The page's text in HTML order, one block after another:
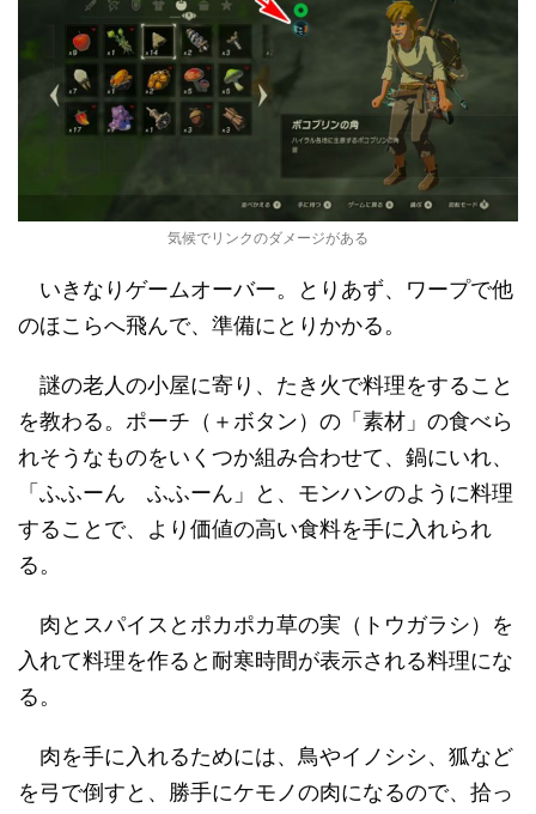
気候でリンクのダメージがある
いきなりゲームオーバー。とりあず、ワープで他
のほこらへ飛んで、準備にとりかかる。
謎の老人の小屋に寄り、たき火で料理をすること
を教わる。ポーチ（＋ボタン）の「素材」の食べら
れそうなものをいくつか組み合わせて、鍋にいれ、
「ふふーん ふふーん」と、モンハンのように料理
することで、より価値の高い食料を手に入れられ
る。
肉とスパイスとポカポカ草の実（トウガラシ）を
入れて料理を作ると耐寒時間が表示される料理にな
る。
肉を手に入れるためには、鳥やイノシシ、狐など
を弓で倒すと、勝手にケモノの肉になるので、拾っ